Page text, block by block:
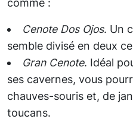
Cenote Dos Ojos. Un
semble divisé en deux
Gran Cenote. Idéal
ses cavernes, vous
chauves-souris et, de
toucans.